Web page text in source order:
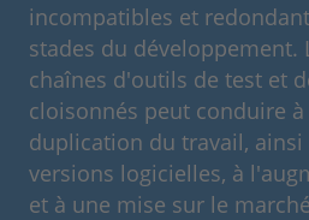
incompatibles et
stades du développement.
chaînes d'outils de test et
cloisonnés peut conduire
duplication du travail,
versions logicielles, à
et à une mise sur le